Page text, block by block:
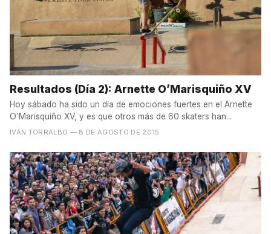
Resultados (Día 2): Arnette O’Marisquiño XV
Hoy sábado ha sido un día de emociones fuertes en el Arnette
O'Marisquiño XV, y es que otros más de 60 skaters han...
IVÁN TORRALBO — 8 DE AGOSTO DE 2015